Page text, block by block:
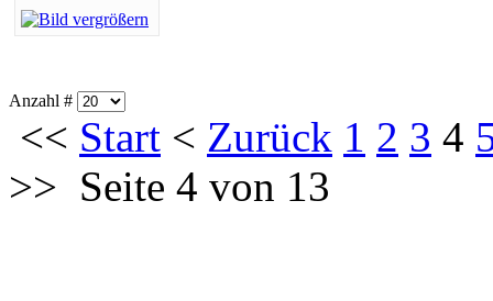
Anzahl #
<< Start < Zurück 1 2 3 4
>> Seite 4 von 13